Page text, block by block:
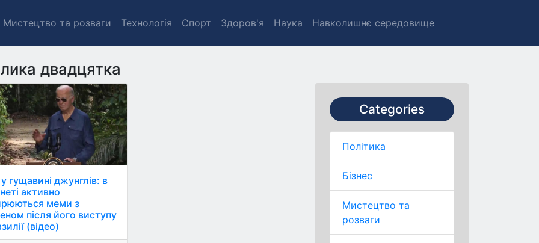
Мистецтво та розваги Технологія Спорт Здоров'я Наука Навколишнє середовище
двадцятка
Categories
Політика
Бізнес
Мистецтво та
розваги
гущавині джунглів: в
активно
меми з
після його виступу
(відео)